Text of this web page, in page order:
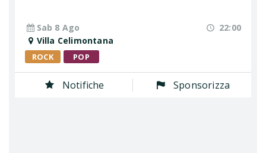
Sab 8 Ago
22:00
Villa Celimontana
ROCK POP
Notifiche Sponsorizza